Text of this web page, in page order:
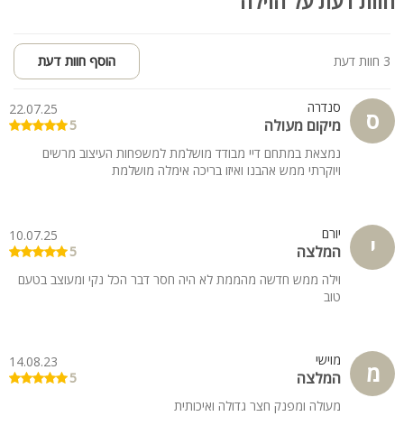
3 חוות דעת הוסף חוות דעת
ס סנדרה
מיקום מעולה
22.07.25
5
נמצאת במתחם דיי מבודד מושלמת למשפחות העיצוב מרשים
ויוקרתי ממש אהבנו ואיזו בריכה אימלה מושלמת
י יורם
המלצה
10.07.25
5
וילה ממש חדשה מהממת לא היה חסר דבר הכל נקי ומעוצב בטעם
טוב
מ מוישי
המלצה
14.08.23
5
מעולה ומפנק חצר גדולה ואיכותית